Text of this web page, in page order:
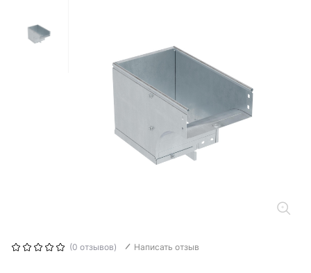
(0 отзывов) Написать отзыв